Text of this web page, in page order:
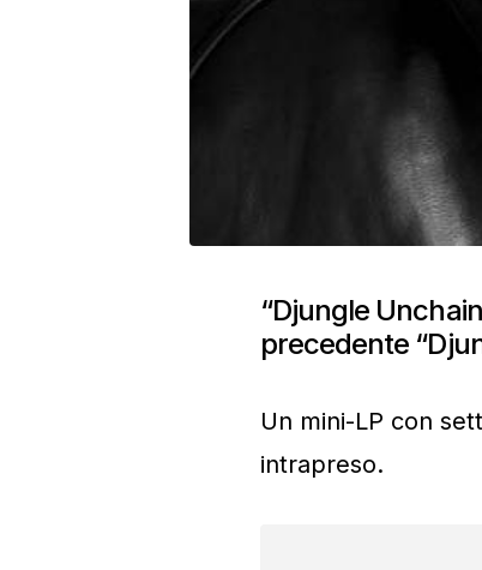
“Djungle
precedente
Un mini-LP con
intrapreso.